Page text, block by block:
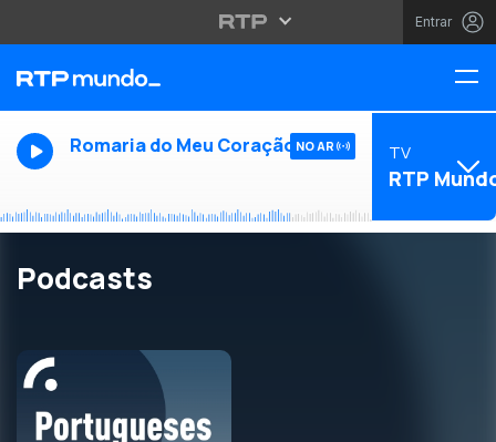
Entrar
Romaria do Meu Coração NO AR TV
RTP
Podcasts